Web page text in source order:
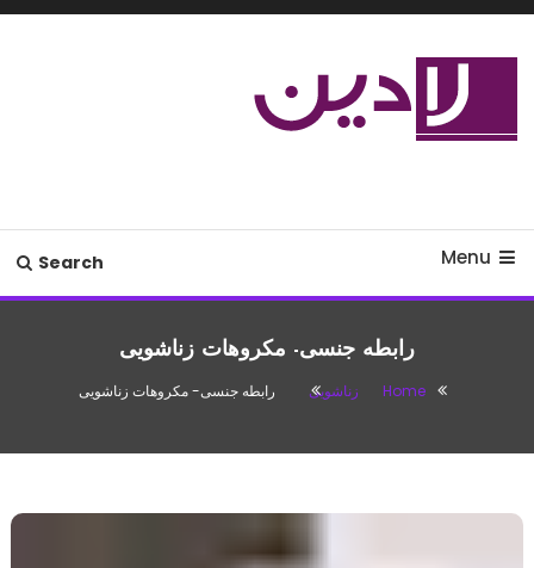
Skip
Menu
Search
رابطه جنسی- مکروهات زناشویی
Home زناشویی رابطه جنسی- مکروهات زناشویی